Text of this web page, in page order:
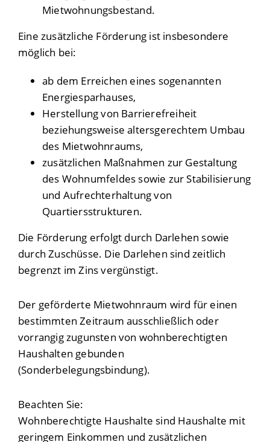
Mietwohnungsbestand.
Eine zusätzliche Förderung ist insbesondere
möglich bei:
ab dem Erreichen eines sogenannten
Energiesparhauses,
Herstellung von Barrierefreiheit
beziehungsweise altersgerechtem Umbau
des Mietwohnraums,
zusätzlichen Maßnahmen zur Gestaltung
des Wohnumfeldes sowie zur Stabilisierung
und Aufrechterhaltung von
Quartiersstrukturen.
Die Förderung erfolgt durch Darlehen sowie
durch Zuschüsse. Die Darlehen sind zeitlich
begrenzt im Zins vergünstigt.
Der geförderte Mietwohnraum wird für einen
bestimmten Zeitraum ausschließlich oder
vorrangig zugunsten von wohnberechtigten
Haushalten gebunden
(Sonderbelegungsbindung).
Beachten Sie:
Wohnberechtigte Haushalte sind Haushalte mit
geringem Einkommen und zusätzlichen